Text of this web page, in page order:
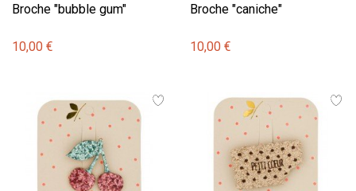
Broche "bubble gum"
10,00 €
Broche "caniche"
10,00 €